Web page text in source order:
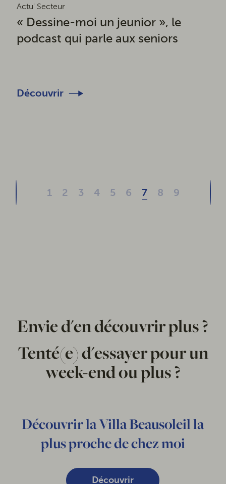
Actu' Secteur
« Dessine-moi un jeunior », le
podcast qui parle aux seniors
Découvrir
1 2 3 4 5 6 7 8 9
Envie d'en découvrir plus ?
Tenté(e) d'essayer pour un
week-end ou plus ?
Découvrir la Villa Beausoleil la
plus proche de chez moi
Découvrir